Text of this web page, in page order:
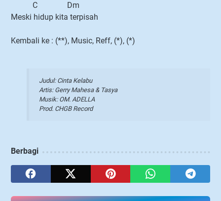
C Dm
Meski hidup kita terpisah
Kembali ke : (**), Music, Reff, (*), (*)
Judul: Cinta Kelabu
Artis: Gerry Mahesa & Tasya
Musik: OM. ADELLA
Prod. CHGB Record
Berbagi